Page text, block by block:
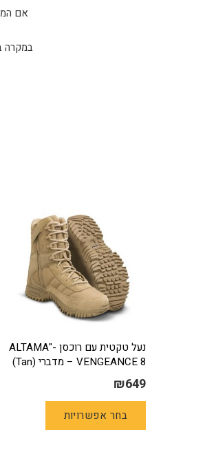
אם
נעל טקטית עם רוכסן -"ALTAMA
VENGEANCE 8 – מדברי (Tan)
₪649
בחר אפשרויות